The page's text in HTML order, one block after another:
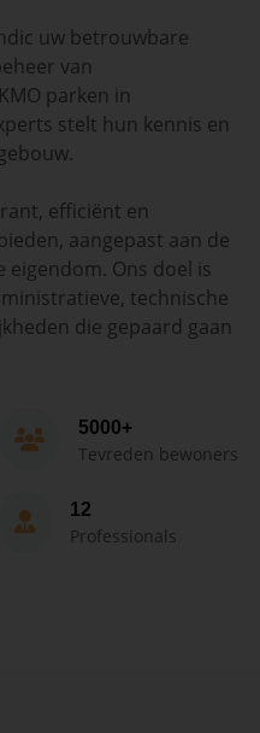
uw betrouwbare
van
parken in
stelt hun kennis en
efficiënt en
aangepast aan de
eigendom. Ons doel is
technische
die gepaard gaan
5000+
Tevreden bewoners
12
Professionals